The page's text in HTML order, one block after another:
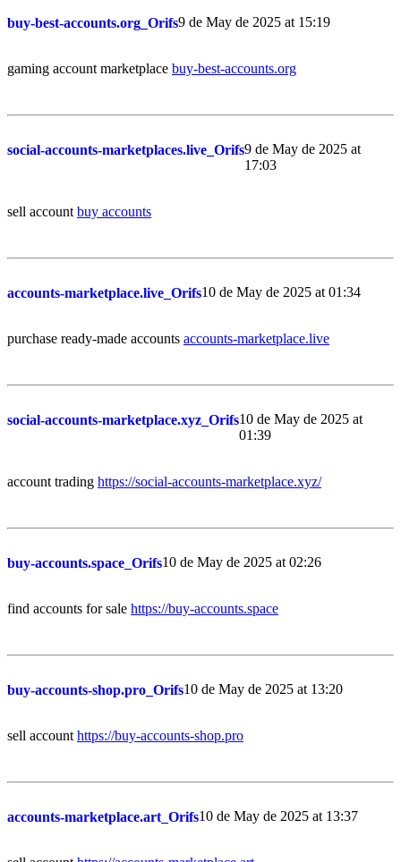
buy-best-accounts.org_Orifs9 de May de 2025 at 15:19
gaming account marketplace buy-best-accounts.org
social-accounts-marketplaces.live_Orifs9 de May de 2025 at
17:03
sell account buy accounts
accounts-marketplace.live_Orifs10 de May de 2025 at 01:34
purchase ready-made accounts accounts-marketplace.live
social-accounts-marketplace.xyz_Orifs10 de May de 2025 at
01:39
account trading https://social-accounts-marketplace.xyz/
buy-accounts.space_Orifs10 de May de 2025 at 02:26
find accounts for sale https://buy-accounts.space
buy-accounts-shop.pro_Orifs10 de May de 2025 at 13:20
sell account https://buy-accounts-shop.pro
accounts-marketplace.art_Orifs10 de May de 2025 at 13:37